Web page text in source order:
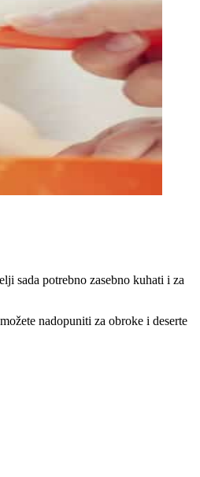
sada potrebno zasebno kuhati i za
nadopuniti za obroke i deserte